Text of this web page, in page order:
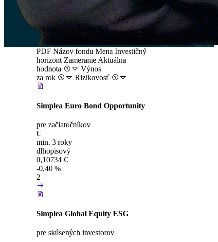
PDF Názov fondu Mena Investičný
horizont Zameranie Aktuálna
hodnota
Výnos
za rok
Rizikovosť
Simplea Euro Bond Opportunity
pre začiatočníkov
€
min. 3 roky
dlhopisový
0,10734 €
-0,40 %
2
Simplea Global Equity ESG
pre skúsených investorov